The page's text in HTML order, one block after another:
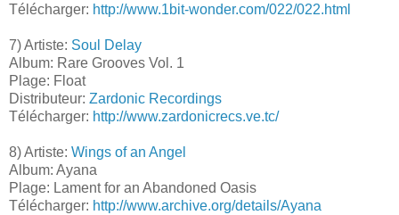
Télécharger: http://www.1bit-wonder.com/022/022.html
7) Artiste: Soul Delay
Album: Rare Grooves Vol. 1
Plage: Float
Distributeur: Zardonic Recordings
Télécharger: http://www.zardonicrecs.ve.tc/
8) Artiste: Wings of an Angel
Album: Ayana
Plage: Lament for an Abandoned Oasis
Télécharger: http://www.archive.org/details/Ayana